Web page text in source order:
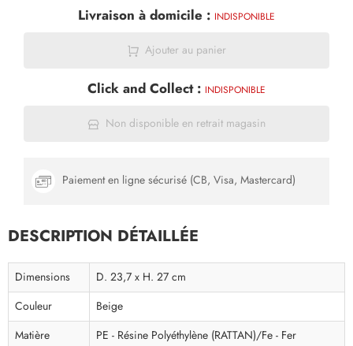
Livraison à domicile : INDISPONIBLE
Ajouter au panier
Click and Collect : INDISPONIBLE
Non disponible en retrait magasin
Paiement en ligne sécurisé (CB, Visa, Mastercard)
DESCRIPTION DÉTAILLÉE
Dimensions
D. 23,7 x H. 27 cm
Couleur
Beige
Matière
PE - Résine Polyéthylène (RATTAN)/Fe - Fer